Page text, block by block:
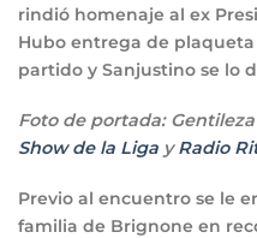
rindió homenaje al ex
Hubo entrega de
partido y Sanjustino se lo
Foto de portada:
Show de la Liga yRadio
Previo al encuentro se le
familia de Brignone en